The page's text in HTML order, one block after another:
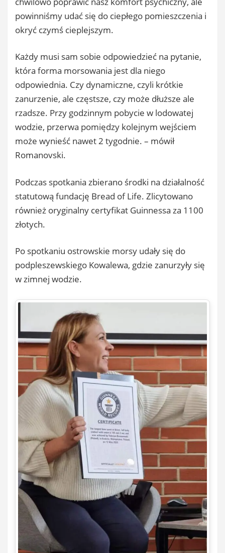
powinniśmy udać się do ciepłego pomieszczenia i
okryć czymś cieplejszym.
Każdy musi sam sobie odpowiedzieć na pytanie,
która forma morsowania jest dla niego
odpowiednia. Czy dynamiczne, czyli krótkie
zanurzenie, ale częstsze, czy może dłuższe ale
rzadsze. Przy godzinnym pobycie w lodowatej
wodzie, przerwa pomiędzy kolejnym wejściem
może wynieść nawet 2 tygodnie. – mówił
Romanovski.
Podczas spotkania zbierano środki na działalność
statutową fundację Bread of Life. Zlicytowano
również oryginalny certyfikat Guinnessa za 1100
złotych.
Po spotkaniu ostrowskie morsy udały się do
podpleszewskiego Kowalewa, gdzie zanurzyły się
w zimnej wodzie.